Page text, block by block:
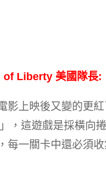
Liberty 美國隊長:
影上映後又變的更
，這遊戲是採橫向
每一關卡中還必須